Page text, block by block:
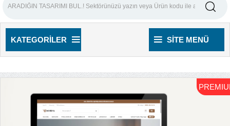
KATEGORILER SITE MENÜ